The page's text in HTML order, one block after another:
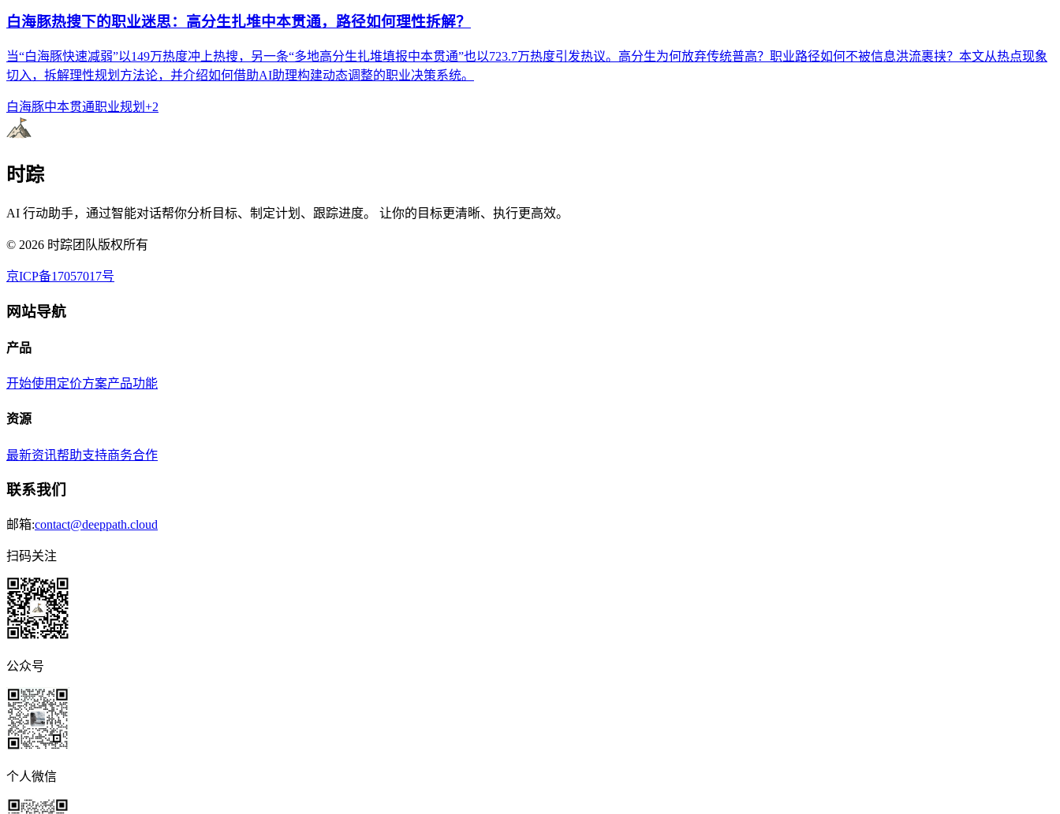
白海豚热搜下的职业迷思：高分生扎堆中本贯通，路径如何理性拆解？
当“白海豚快速减弱”以149万热度冲上热搜，另一条“多地高分生扎堆填报中本贯通”也以723.7万热度引发热议。高分生为何放弃传统普高？职业路径如何不被信息洪流裹挟？本文从热点现象
切入，拆解理性规划方法论，并介绍如何借助AI助理构建动态调整的职业决策系统。
白海豚中本贯通职业规划 +2
时踪
AI 行动助手，通过智能对话帮你分析目标、制定计划、跟踪进度。 让你的目标更清晰、执行更高效。
© 2026 时踪团队版权所有
京ICP备17057017号
网站导航
产品
开始使用 定价方案产品功能
资源
最新资讯帮助支持商务合作
联系我们
邮箱:contact@deeppath.cloud
扫码关注
公众号
个人微信